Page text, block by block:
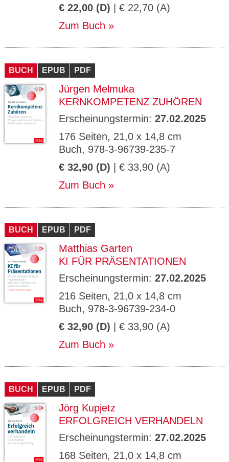
€ 22,00 (D) | € 22,70 (A)
Zum Buch
BUCH EPUB PDF
Jürgen Melmuka
KERNKOMPETENZ ZUHÖREN
Erscheinungstermin: 27.02.2025
176 Seiten, 21,0 x 14,8 cm
Buch, 978-3-96739-235-7
€ 32,90 (D) | € 33,90 (A)
Zum Buch
BUCH EPUB PDF
Matthias Garten
KI FÜR PRÄSENTATIONEN
Erscheinungstermin: 27.02.2025
216 Seiten, 21,0 x 14,8 cm
Buch, 978-3-96739-234-0
€ 32,90 (D) | € 33,90 (A)
Zum Buch
BUCH EPUB PDF
Jörg Kupjetz
ERFOLGREICH VERHANDELN
Erscheinungstermin: 27.02.2025
168 Seiten, 21,0 x 14,8 cm